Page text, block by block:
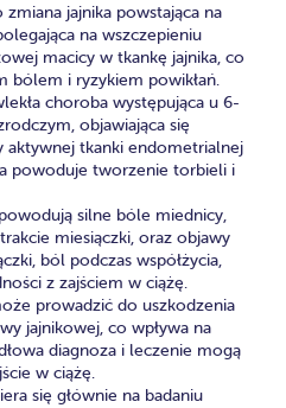
jajnika powstająca na
na wszczepieniu
macicy w tkankę jajnika, co
bólem i ryzykiem powikłań.
choroba występująca u 6-
objawiająca się
tkanki endometrialnej
powoduje tworzenie torbieli i
silne bóle miednicy,
miesiączki, oraz objawy
ból podczas współżycia,
z zajściem w ciążę.
prowadzić do uszkodzenia
jajnikowej, co wpływa na
diagnoza i leczenie mogą
w ciążę.
się głównie na badaniu